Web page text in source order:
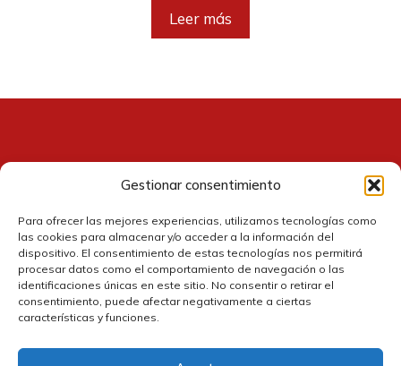
Gestionar consentimiento
Para ofrecer las mejores experiencias, utilizamos tecnologías como
las cookies para almacenar y/o acceder a la información del
dispositivo. El consentimiento de estas tecnologías nos permitirá
procesar datos como el comportamiento de navegación o las
identificaciones únicas en este sitio. No consentir o retirar el
consentimiento, puede afectar negativamente a ciertas
características y funciones.
original
era:
actual
es:
Leer más
Contacto